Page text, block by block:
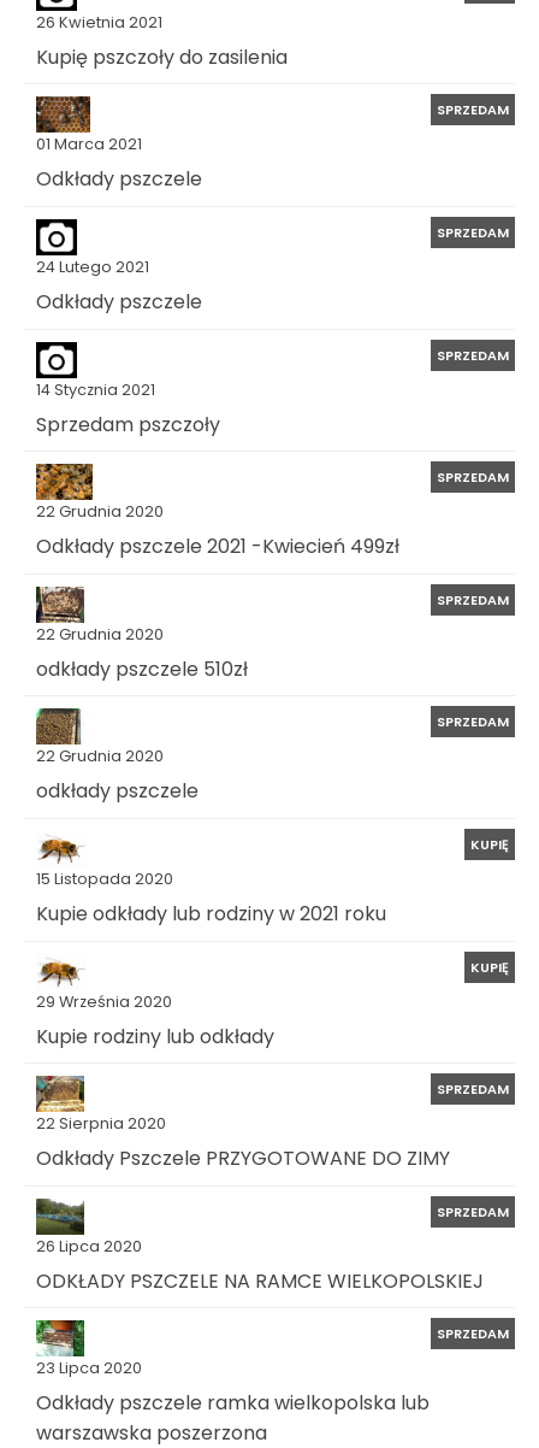
26 Kwietnia 2021
Kupię pszczoły do zasilenia
01 Marca 2021
SPRZEDAM
Odkłady pszczele
24 Lutego 2021
SPRZEDAM
Odkłady pszczele
14 Stycznia 2021
SPRZEDAM
Sprzedam pszczoły
22 Grudnia 2020
SPRZEDAM
Odkłady pszczele 2021 -Kwiecień 499zł
22 Grudnia 2020
SPRZEDAM
odkłady pszczele 510zł
22 Grudnia 2020
SPRZEDAM
odkłady pszczele
15 Listopada 2020
KUPIĘ
Kupie odkłady lub rodziny w 2021 roku
29 Września 2020
KUPIĘ
Kupie rodziny lub odkłady
22 Sierpnia 2020
SPRZEDAM
Odkłady Pszczele PRZYGOTOWANE DO ZIMY
26 Lipca 2020
SPRZEDAM
ODKŁADY PSZCZELE NA RAMCE WIELKOPOLSKIEJ
23 Lipca 2020
SPRZEDAM
Odkłady pszczele ramka wielkopolska lub
warszawska poszerzona